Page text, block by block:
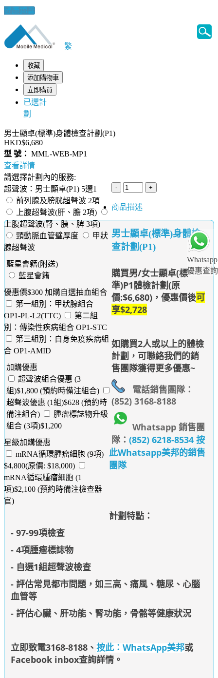
健康錦囊
Whatsapp
優惠查詢
繁
收藏
添加購物車
立即購買
已選計
劃
男士顯卓(標準)身體檢查計劃(P1)
HKD$6,680
型 號： MML-WEB-MP1
查看詳情
請選擇計劃內的服務:
超聲波：男士顯卓(P1) 5選1
前列腺及膀胱超聲波 2項
上腹超聲波(肝、膽 2項)
上腹超聲波(腎、胰、脾 3項)
頸動脈血管璧厚度
甲狀
腺超聲波
藍星會籍(附送)
藍星會籍
優惠價$300 加購自選抽血組合
第一組別：甲狀腺組合
OP1-PL-L2(TTC)
第二組
別：傳染性疾病組合 OP1-STC
第三組別：自身免疫疾病組
合 OP1-AMID
加購優惠
超聲波組合優惠 (3
組)$1,800 (預約時備注組合)
超聲波優惠 (1組)$628 (預約時
備注組合)
腫瘤標誌物升級
組合 (3項)$1,200
星級加購優惠
mRNA循環腫瘤細胞 (9項)
$4,800(原價: $18,000)
mRNA循環腫瘤細胞 (1
項)$2,100 (預約時備注檢查器
官)
商品描述
男士顯卓(標準)身體檢
查計劃(P1)
購買男/女士顯卓(標
準)P1體檢計劃(原
價:$6,680)，優惠價後可
享$2,728
如購買2人或以上的體檢
計劃，可聯絡我們的銷
售團隊獲得更多優惠~
電話銷售團隊：
(852) 3168-8188
Whatsapp 銷售團
隊： (852) 6218-8534 按
此Whatsapp美邦的銷售
團隊
計劃特點：
- 97-99項檢查
- 4項腫瘤標誌物
- 自選1組超聲波檢查
- 評估常見都市問題，如三高、痛風、糖尿、心腦
血管等
- 評估心臟、肝功能、腎功能，骨骼等健康狀況
立即致電3168-8188、 按此：WhatsApp美邦或
Facebook inbox查詢詳情。